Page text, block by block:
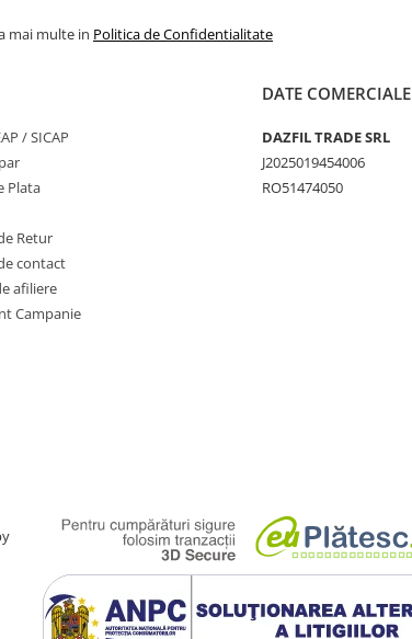
mai multe in Politica de Confidentialitate
/ SICAP
Plata
Retur
contact
afiliere
Campanie
DATE COMERCIALE
DAZFIL TRADE SRL
J2025019454006
RO51474050